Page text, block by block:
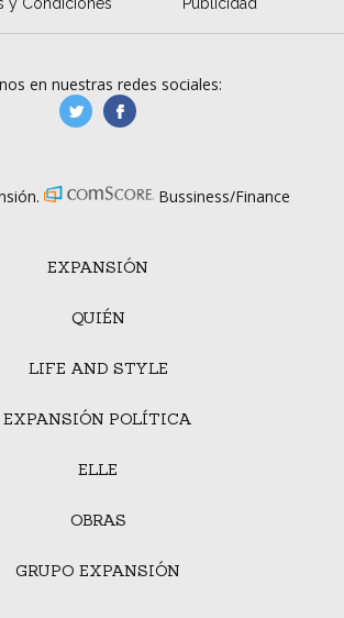
EXPANSIÓN
QUIÉN
LIFE AND STYLE
EXPANSIÓN POLÍTICA
ELLE
OBRAS
GRUPO EXPANSIÓN
en nuestras redes sociales:
manufacturaGE
Bussiness/Finance